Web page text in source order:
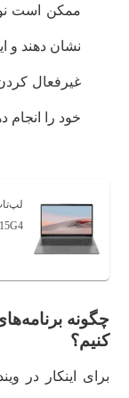
ممکن است
نشان دهند و
غیرفعال
خود را انجام
کنیم؟